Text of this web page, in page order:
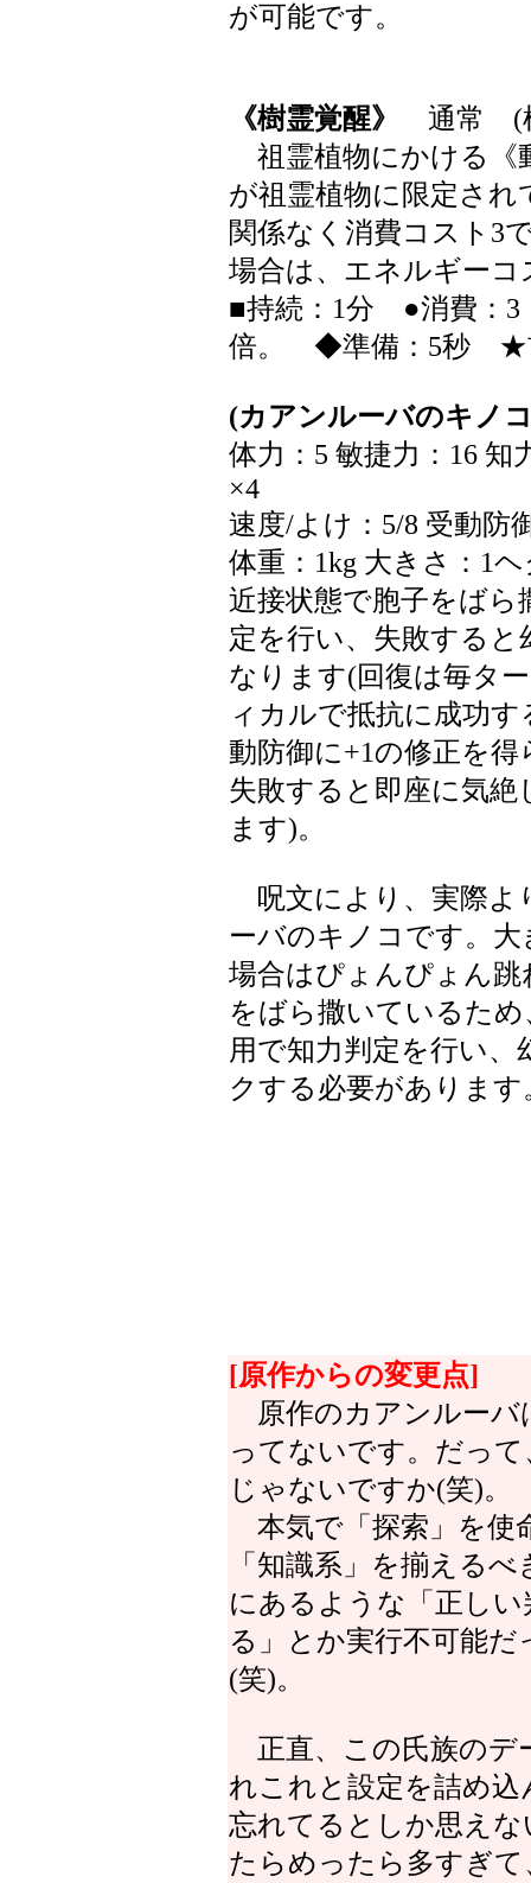
が可能です。
《樹霊覚醒》
通常 (
祖霊植物にかける《
が祖霊植物に限定さ
関係なく消費コスト3
場合は、エネルギー
■持続：1分 ●消費：3
倍。 ◆準備：5秒 ★
(カアンルーバのキノ
体力：5 敏捷力：16 知
×4
速度/よけ：5/8 受動防
体重：1kg 大きさ：1
近接状態で胞子をばら
定を行い、失敗する
なります(回復は毎タ
ィカルで抵抗に成功
動防御に+1の修正を
失敗すると即座に気
ます)。
呪文により、実際よ
ーバのキノコです。
場合はぴょんぴょん
をばら撒いているた
用で知力判定を行い
クする必要があります
[原作からの変更点]
原作のカアンルーバ
ってないです。だっ
じゃないですか(笑)。
本気で「探索」を使
「知識系」を揃える
にあるような「正し
る」とか実行不可能
(笑)。
正直、この氏族のデ
れこれと設定を詰め込
忘れてるとしか思え
たらめったら多すぎ